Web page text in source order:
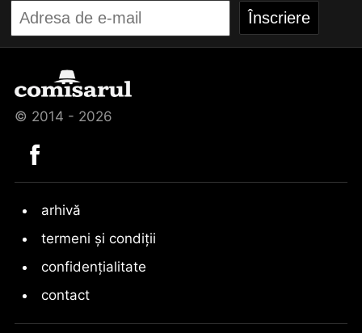
© 2014 - 2026
arhivă
termeni și condiții
confidențialitate
contact